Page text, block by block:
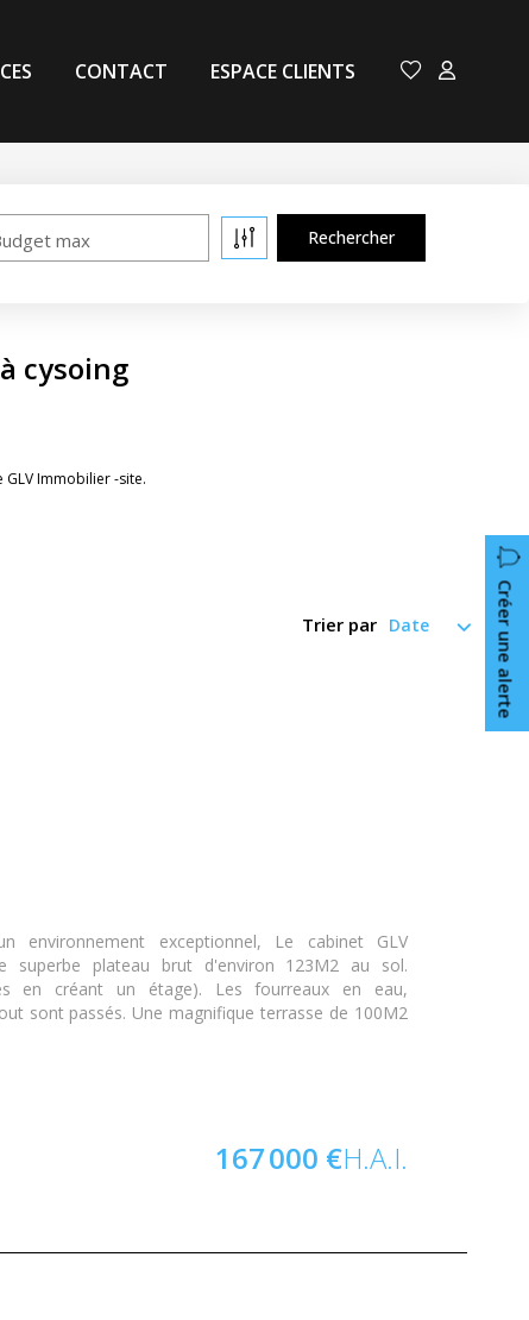
CONTACT ESPACE CLIENTS
max
cysoing
Immobilier -site.
Créer une alerte
Trier par
environnement exceptionnel, Le cabinet GLV
superbe plateau brut d'environ 123M2 au sol.
en créant un étage). Les fourreaux en eau,
sont passés. Une magnifique terrasse de 100M2
167 000 €H.A.I.